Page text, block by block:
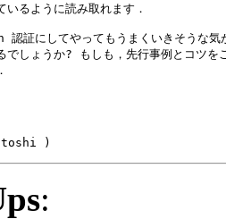
るように読み取れます．
証にしてやってもうまくいきそうな気
でしょうか? もしも，先行事例とコツを
)
: